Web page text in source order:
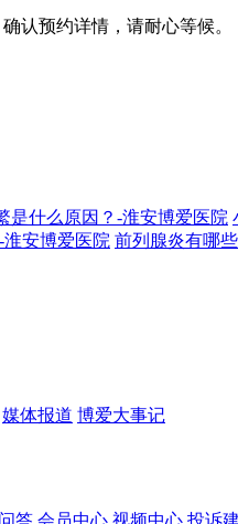
认预约详情，请耐心等候。
是什么原因？-淮安博爱医院
安博爱医院 前列腺炎有哪
媒体报道 博爱大事记
答 会员中心 视频中心 投诉